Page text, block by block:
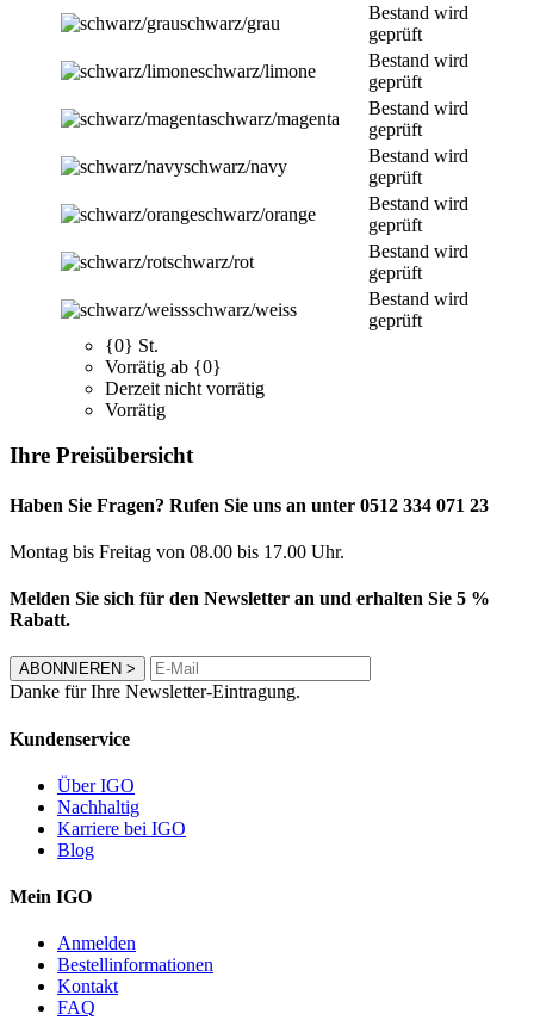
schwarz/grau
Bestand wird
geprüft
schwarz/limone
Bestand wird
geprüft
schwarz/magenta
Bestand wird
geprüft
schwarz/navy
Bestand wird
geprüft
schwarz/orange
Bestand wird
geprüft
schwarz/rot
Bestand wird
geprüft
schwarz/weiss
Bestand wird
geprüft
{0} St.
Vorrätig ab {0}
Derzeit nicht vorrätig
Vorrätig
Ihre Preisübersicht
Haben Sie Fragen? Rufen Sie uns an unter 0512 334 071 23
Montag bis Freitag von 08.00 bis 17.00 Uhr.
Melden Sie sich für den Newsletter an und erhalten Sie 5 %
Rabatt.
ABONNIEREN >
Danke für Ihre Newsletter-Eintragung.
Kundenservice
Über IGO
Nachhaltig
Karriere bei IGO
Blog
Mein IGO
Anmelden
Bestellinformationen
Kontakt
FAQ